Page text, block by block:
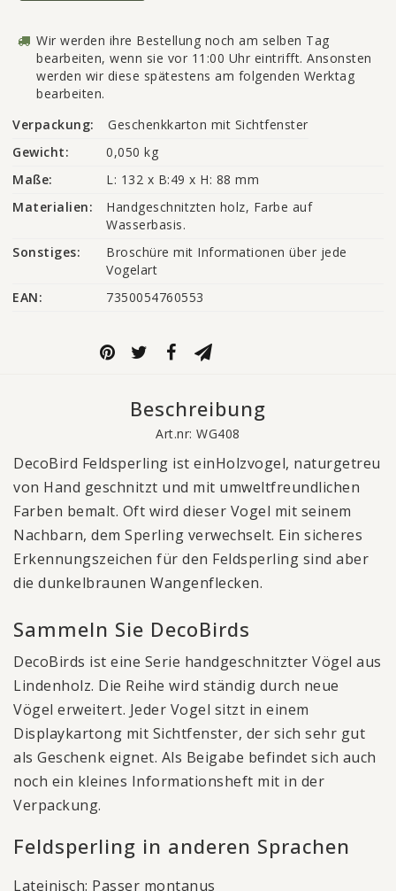
Wir werden ihre Bestellung noch am selben Tag
bearbeiten, wenn sie vor 11:00 Uhr eintrifft. Ansonsten
werden wir diese spätestens am folgenden Werktag
bearbeiten.
Verpackung:
Geschenkkarton mit Sichtfenster
Gewicht:
0,050 kg
Maße:
L: 132 x B:49 x H: 88 mm
Materialien:
Handgeschnitzten holz, Farbe auf
Wasserbasis.
Sonstiges:
Broschüre mit Informationen über jede
Vogelart
EAN:
7350054760553
Beschreibung
Art.nr: WG408
DecoBird Feldsperling ist einHolzvogel, naturgetreu
von Hand geschnitzt und mit umweltfreundlichen
Farben bemalt. Oft wird dieser Vogel mit seinem
Nachbarn, dem Sperling verwechselt. Ein sicheres
Erkennungszeichen für den Feldsperling sind aber
die dunkelbraunen Wangenflecken.
Sammeln Sie DecoBirds
DecoBirds ist eine Serie handgeschnitzter Vögel aus
Lindenholz. Die Reihe wird ständig durch neue
Vögel erweitert. Jeder Vogel sitzt in einem
Displaykartong mit Sichtfenster, der sich sehr gut
als Geschenk eignet. Als Beigabe befindet sich auch
noch ein kleines Informationsheft mit in der
Verpackung.
Feldsperling in anderen Sprachen
Lateinisch: Passer montanus